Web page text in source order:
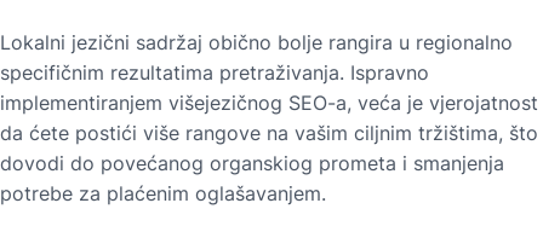
Lokalni jezični sadržaj obično bolje rangira u regionalno
specifičnim rezultatima pretraživanja. Ispravno
implementiranjem višejezičnog SEO-a, veća je vjerojatnost
da ćete postići više rangove na vašim ciljnim tržištima, što
dovodi do povećanog organskiog prometa i smanjenja
potrebe za plaćenim oglašavanjem.